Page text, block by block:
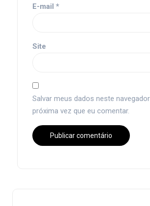
E-mail *
Site
Salvar meus dados neste
próxima vez que eu comentar.